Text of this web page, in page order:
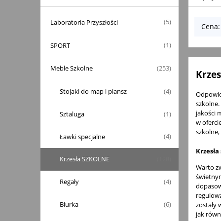
Laboratoria Przyszłości (5)
SPORT (1)
Meble Szkolne (253)
Stojaki do map i plansz (4)
Sztaluga (1)
Ławki specjalne (4)
Krzesła SZKOLNE
Regały (4)
Biurka (6)
jakości
w
Warto
zostały
jak